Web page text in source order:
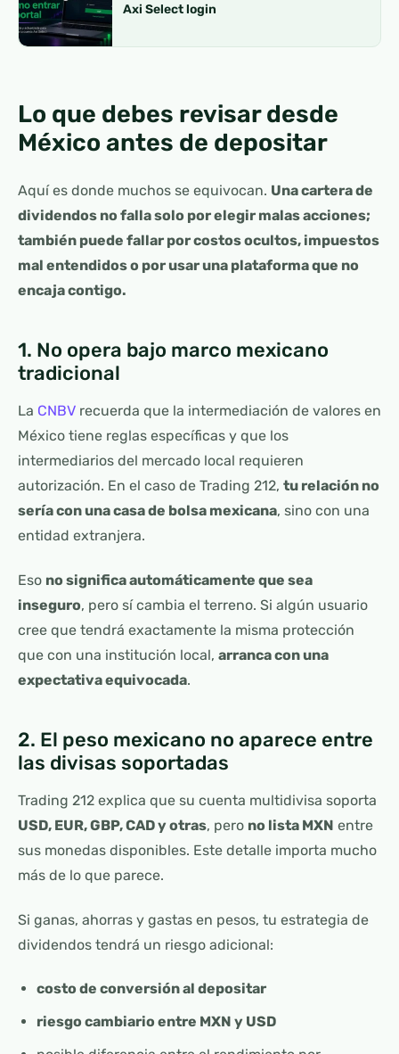
Axi Select login
Lo que debes revisar desde
México antes de depositar
Aquí es donde muchos se equivocan. Una cartera de
dividendos no falla solo por elegir malas acciones;
también puede fallar por costos ocultos, impuestos
mal entendidos o por usar una plataforma que no
encaja contigo.
1. No opera bajo marco mexicano
tradicional
La CNBV recuerda que la intermediación de valores en
México tiene reglas específicas y que los
intermediarios del mercado local requieren
autorización. En el caso de Trading 212, tu relación no
sería con una casa de bolsa mexicana, sino con una
entidad extranjera.
Eso no significa automáticamente que sea
inseguro, pero sí cambia el terreno. Si algún usuario
cree que tendrá exactamente la misma protección
que con una institución local, arranca con una
expectativa equivocada.
2. El peso mexicano no aparece entre
las divisas soportadas
Trading 212 explica que su cuenta multidivisa soporta
USD, EUR, GBP, CAD y otras, pero no lista MXN entre
sus monedas disponibles. Este detalle importa mucho
más de lo que parece.
Si ganas, ahorras y gastas en pesos, tu estrategia de
dividendos tendrá un riesgo adicional:
costo de conversión al depositar
riesgo cambiario entre MXN y USD